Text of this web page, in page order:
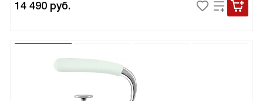
14 490 руб.